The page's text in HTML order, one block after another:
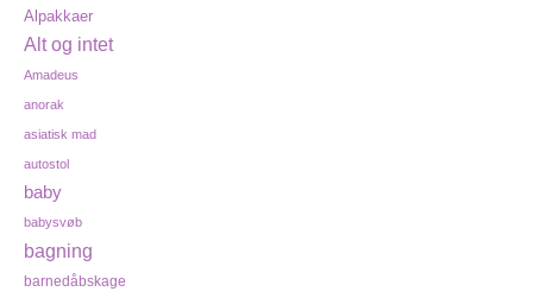
Alpakkaer
Alt og intet
Amadeus
anorak
asiatisk mad
autostol
baby
babysvøb
bagning
barnedåbskage